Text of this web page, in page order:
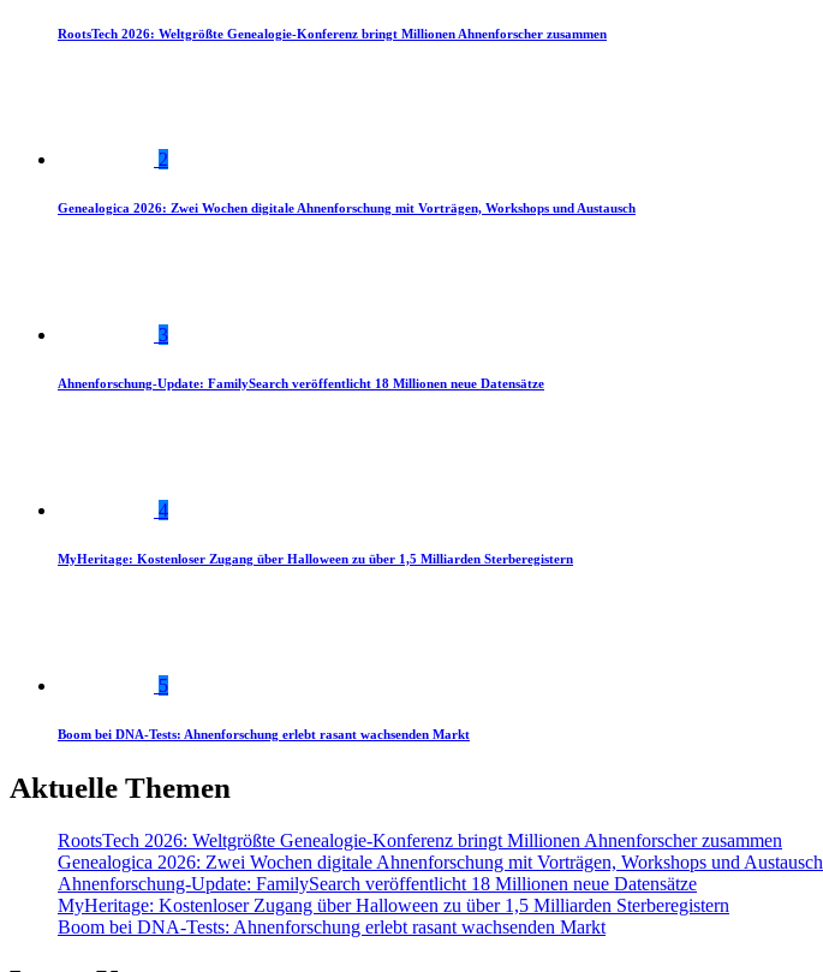
RootsTech 2026: Weltgrößte Genealogie-Konferenz bringt Millionen Ahnenforscher zusammen
2
Genealogica 2026: Zwei Wochen digitale Ahnenforschung mit Vorträgen, Workshops und Austausch
3
Ahnenforschung-Update: FamilySearch veröffentlicht 18 Millionen neue Datensätze
4
MyHeritage: Kostenloser Zugang über Halloween zu über 1,5 Milliarden Sterberegistern
5
Boom bei DNA-Tests: Ahnenforschung erlebt rasant wachsenden Markt
Aktuelle Themen
RootsTech 2026: Weltgrößte Genealogie-Konferenz bringt Millionen Ahnenforscher zusammen
Genealogica 2026: Zwei Wochen digitale Ahnenforschung mit Vorträgen, Workshops und Austausch
Ahnenforschung-Update: FamilySearch veröffentlicht 18 Millionen neue Datensätze
MyHeritage: Kostenloser Zugang über Halloween zu über 1,5 Milliarden Sterberegistern
Boom bei DNA-Tests: Ahnenforschung erlebt rasant wachsenden Markt